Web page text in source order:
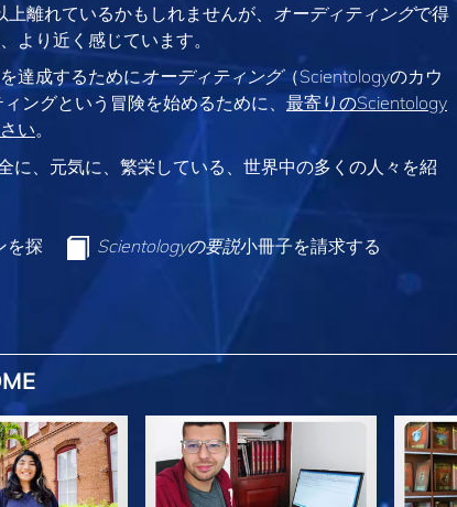
離れているかもしれませんが、 オーディティングで得
より近く感じています。
達成するためにオーディティング（Scientologyのカウ
ングという冒険を始めるために、 最寄りのScientology
い。
に、元気に、繁栄している、世界中の多くの人々を紹
を探
Scientologyの要説小冊子を請求する